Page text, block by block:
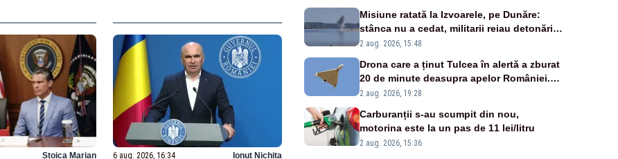
Stoica Marian 6 aug. 2026, 16:34 Ionuț Nichita
Misiune ratată la Izvoarele, pe Dunăre:
stânca nu a cedat, militarii reiau detonările
luni – VIDEO
2 aug. 2026, 15:48
Drona care a ținut Tulcea în alertă a zburat
20 de minute deasupra apelor României.
Au fost ridicate două F-16
2 aug. 2026, 19:28
Carburanții s-au scumpit din nou,
motorina este la un pas de 11 lei/litru
2 aug. 2026, 15:36